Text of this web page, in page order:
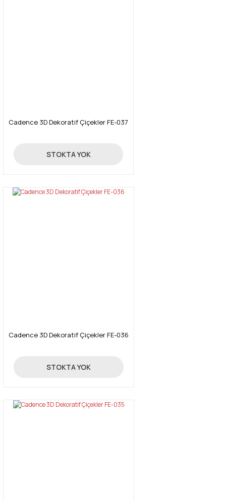
Cadence 3D Dekoratif Çiçekler FE-037
24,70 TL
STOKTA YOK
Cadence 3D Dekoratif Çiçekler FE-036
24,70 TL
STOKTA YOK